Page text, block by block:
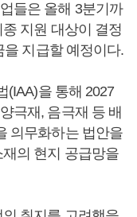
들은 올해 3분기까
지원 대상이 결정
을 지급할 예정이다.
(IAA)을 통해 2027
극재, 음극재 등 배
의무화하는 법안을
의 현지 공급망을